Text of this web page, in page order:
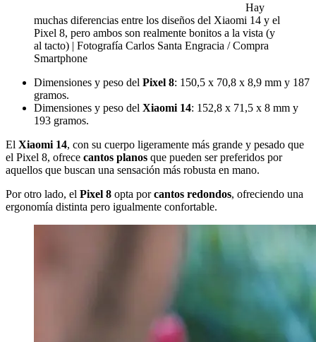
Hay
muchas diferencias entre los diseños del Xiaomi 14 y el
Pixel 8, pero ambos son realmente bonitos a la vista (y
al tacto) | Fotografía Carlos Santa Engracia / Compra
Smartphone
Dimensiones y peso del Pixel 8: 150,5 x 70,8 x 8,9 mm y 187
gramos.
Dimensiones y peso del Xiaomi 14: 152,8 x 71,5 x 8 mm y
193 gramos.
El Xiaomi 14, con su cuerpo ligeramente más grande y pesado que
el Pixel 8, ofrece cantos planos que pueden ser preferidos por
aquellos que buscan una sensación más robusta en mano.
Por otro lado, el Pixel 8 opta porcantos redondos, ofreciendo una
ergonomía distinta pero igualmente confortable.